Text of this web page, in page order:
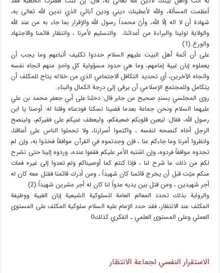
أعظمت المسألة، والله لأعطينك ديني ودين آبائي الذي ندين الله تعالى به،
شهادة أن لا اله إلّا الله، وأنّ محمداً رسول الله والإقرار بما جاء به من عند الله
والولاية لولينا والبراءة من أعدائنا، والتسليم لأمرنا ، وانتظار قائمنا والاجتهاد
والورع.(1)
على أن أئمة أهل البيت عليهم السلام حددوا تكليف أتباعهم وما يجب أن
يعملوه إبان غيبة إمامهم، وما هي حدود مسؤولية كل واحدٍ منهم اتجاه نفسه
واتجاه الآخرين، أي تحديد التكافل الاجتماعي الذي من خلاله يتاح للمكلف أن
يتكامل وللمجتمع الإسلامي أن يرقى إلى درجة الكمال والبناء.
روى المجلسي بسندٍ صحيح عن جابر قال: دخلنا على أبي جعفر محمد بن علي
عليهما السلام ونحن جماعة بعدما قضينا نسكنا فودعناه وقلنا له: أوصنا يا ابن
رسول الله، فقال: ليعين قلوبكم ضعيفكم، وليعطف غنيكم على فقيركم، ولينصح
الرجل أخاه كنصحه لنفسه ، واكتموا أسرارنا، ولا تحملوا الناس على أعناقنا،
وانظروا أمرنا وما جاءكم عنا ، فإن وجدتموه في القرآن موافقاً فخذوا به، وإن لم
تجدوه موافقاً فردوه، وإن اشتبه الأمر عليكم فقفوا عنده، وردوه إلينا حتى نشرح
لكم من ذلك ما شرح لنا ، فإذا كنتم كما أوصيناكم ولم تعدوا إلى غيره فمات
منكم ميّت قبل أن يخرج قائمنا كان شهيداً ، ومن أدرك قائمنا فقتل معه كان له
أجر شهيدين ، ومن قتل بين يديه عدواً لنا كان له أجر عشرين شهيداً.(2)
والرواية بذلك تحدد المعالم العامة للسلوكية الشيعية إبان الغيبة ووظيفة
المكلف عند الانتظار، فقد حدد الإمام عليه السلام سلوكية المكلف على المستوى
العملي وعلى المستوى العلمي ـ الفكري كذلك0
الاستقرار النفسي لجماعة الانتظار